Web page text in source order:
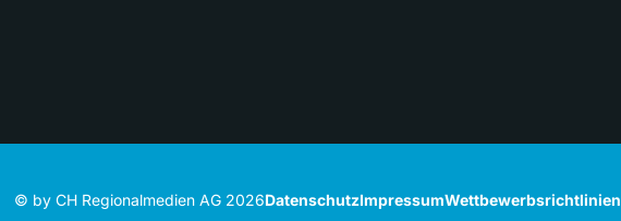
© by CH Regionalmedien AG 2026DatenschutzImpressumWettbewerbsrichtlinien